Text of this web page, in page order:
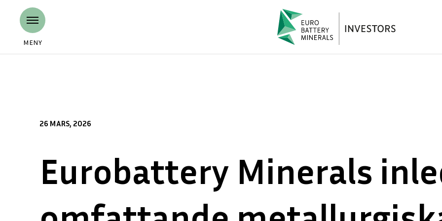
MENY
26 MARS, 2026
Eurobattery Minerals